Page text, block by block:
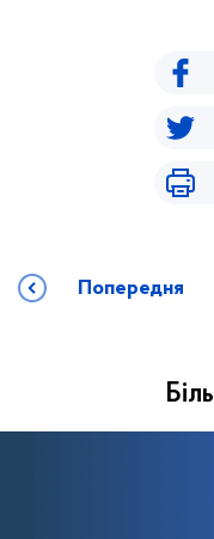
Попередня